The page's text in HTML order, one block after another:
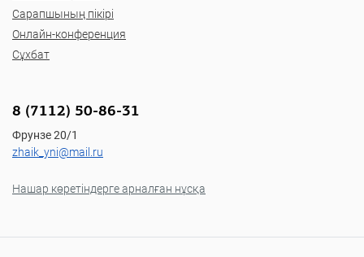
Сарапшының пікірі
Онлайн-конференция
Сұхбат
8 (7112) 50-86-31
Фрунзе 20/1
zhaik_yni@mail.ru
Нашар көретіндерге арналған нұсқа